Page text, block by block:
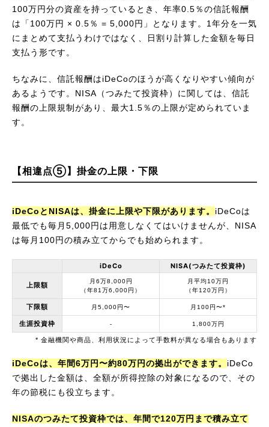
100万円分の資産を持っているとき、年率0.5％の信託報酬
は「100万円 × 0.5％ = 5,000円」となります。1年分を一気
にまとめて支払うわけではなく、日割り計算した金額を毎日
支払う形です。
ちなみに、信託報酬はiDeCoのほうが高くなりやすい傾向が
あるようです。NISA（つみたて投資枠）に関しては、信託
報酬の上限規制があり、最大1.5％の上限が定められていま
す。
【相違点⑤】掛金の上限・下限
iDeCoとNISAは、掛金に上限や下限があります。 iDeCoは
最低でも毎月5,000円は用意しなくてはいけませんが、NISA
は毎月100円の積み立てからでも始められます。
iDeCo NISA(つみたて投資枠)
上限額
月6万8,000円
（年81万6,000円）
月平均10万円
（年120万円）
下限額 月5,000円〜 月100円〜*
生涯投資枠 ‐ 1,800万円
* 金融機関や商品、利用状況によって手数料が異なる場合もあります
iDeCoは、年間6万円〜約80万円の拠出ができます。 iDeCo
で拠出した金額は、全額が所得控除の対象になるので、その
年の節税にも役立ちます。
NISAのつみたて投資枠では、年間で120万円まで積み立て